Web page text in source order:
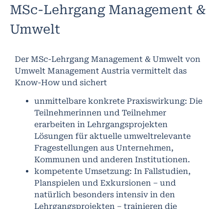
MSc-Lehrgang Management &
Umwelt
Der MSc-Lehrgang Management & Umwelt von
Umwelt Management Austria vermittelt das
Know-How und sichert
unmittelbare konkrete Praxiswirkung: Die
Teilnehmerinnen und Teilnehmer
erarbeiten in Lehrgangsprojekten
Lösungen für aktuelle umweltrelevante
Fragestellungen aus Unternehmen,
Kommunen und anderen Institutionen.
kompetente Umsetzung: In Fallstudien,
Planspielen und Exkursionen – und
natürlich besonders intensiv in den
Lehrgangsprojekten – trainieren die